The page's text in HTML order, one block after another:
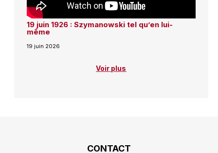
19 juin 1926 : Szymanowski tel qu’en lui-
même
19 juin 2026
Voir plus
CONTACT